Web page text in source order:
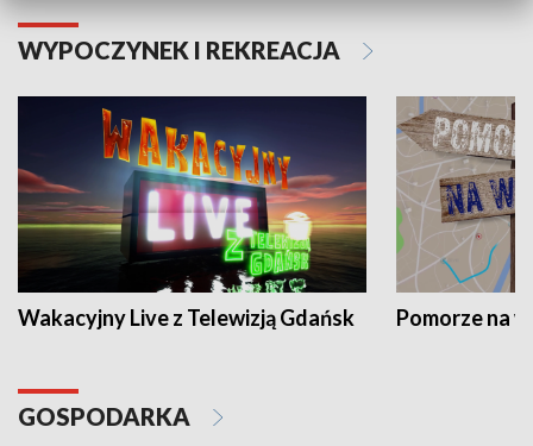
WYPOCZYNEK I REKREACJA
Wakacyjny Live z Telewizją Gdańsk Pomorze na
GOSPODARKA